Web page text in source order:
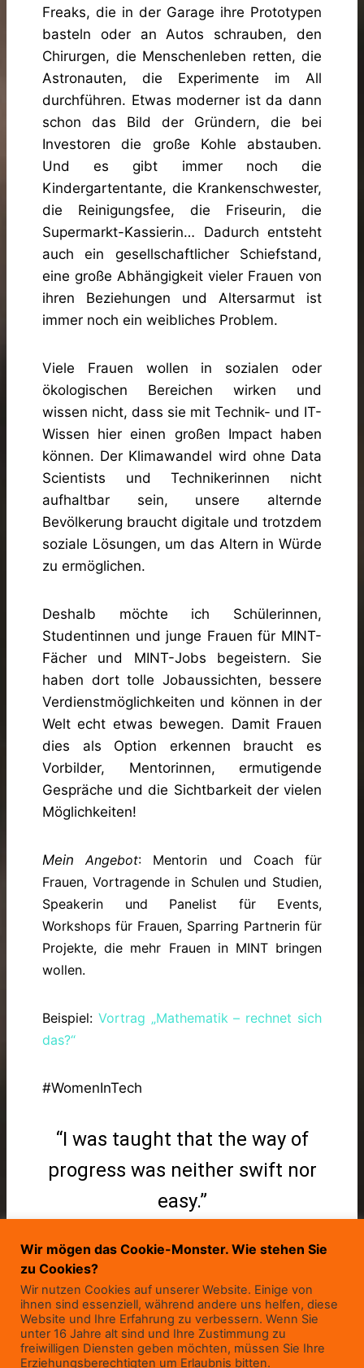
Freaks, die in der Garage ihre Prototypen
basteln oder an Autos schrauben, den
Chirurgen, die Menschenleben retten, die
Astronauten, die Experimente im All
durchführen. Etwas moderner ist da dann
schon das Bild der Gründern, die bei
Investoren die große Kohle abstauben.
Und es gibt immer noch die
Kindergartentante, die Krankenschwester,
die Reinigungsfee, die Friseurin, die
Supermarkt-Kassierin… Dadurch entsteht
auch ein gesellschaftlicher Schiefstand,
eine große Abhängigkeit vieler Frauen von
ihren Beziehungen und Altersarmut ist
immer noch ein weibliches Problem.
Viele Frauen wollen in sozialen oder
ökologischen Bereichen wirken und
wissen nicht, dass sie mit Technik- und IT-
Wissen hier einen großen Impact haben
können. Der Klimawandel wird ohne Data
Scientists und Technikerinnen nicht
aufhaltbar sein, unsere alternde
Bevölkerung braucht digitale und trotzdem
soziale Lösungen, um das Altern in Würde
zu ermöglichen.
Deshalb möchte ich Schülerinnen,
Studentinnen und junge Frauen für MINT-
Fächer und MINT-Jobs begeistern. Sie
haben dort tolle Jobaussichten, bessere
Verdienstmöglichkeiten und können in der
Welt echt etwas bewegen. Damit Frauen
dies als Option erkennen braucht es
Vorbilder, Mentorinnen, ermutigende
Gespräche und die Sichtbarkeit der vielen
Möglichkeiten!
MeinAngebot: Mentorin und Coach für
Frauen, Vortragende in Schulen und Studien,
Speakerin und Panelist für Events,
Workshops für Frauen, Sparring Partnerin für
Projekte, die mehr Frauen in MINT bringen
wollen.
Beispiel: Vortrag „Mathematik – rechnet sich
das?“
#WomenInTech
“I was taught that the way of
progress was neither swift nor
easy.”
Marie Curie
Physikerin, Chemikerin, Nobelpreisträgerin
(2x)
Wir mögen das Cookie-Monster. Wie stehen Sie
zu Cookies?
Wir nutzen Cookies auf unserer Website. Einige von
ihnen sind essenziell, während andere uns helfen, diese
Website und Ihre Erfahrung zu verbessern. Wenn Sie
unter 16 Jahre alt sind und Ihre Zustimmung zu
freiwilligen Diensten geben möchten, müssen Sie Ihre
Erziehungsberechtigten um Erlaubnis bitten.